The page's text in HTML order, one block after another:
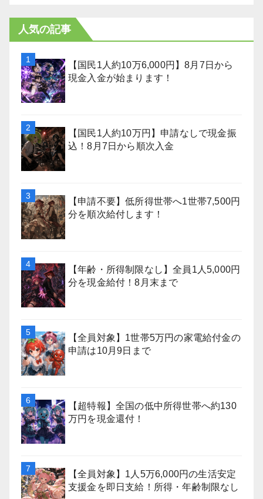
人気の記事
【国民1人約10万6,000円】8月7日から
現金入金が始まります！
【国民1人約10万円】申請なしで現金振
込！8月7日から順次入金
【申請不要】低所得世帯へ1世帯7,500円
分を順次給付します！
【年齢・所得制限なし】全員1人5,000円
分を現金給付！8月末まで
【全員対象】1世帯5万円の家電給付金の
申請は10月9日まで
【超特報】全国の低中所得世帯へ約130
万円を現金還付！
【全員対象】1人5万6,000円の生活安定
支援金を即日支給！所得・年齢制限なし